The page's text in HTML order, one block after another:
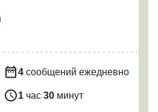
4 сообщений ежедневно
1 час 30 минут